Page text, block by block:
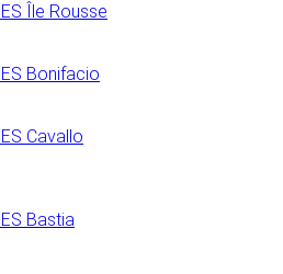
Île Rousse
Bonifacio
Cavallo
Bastia